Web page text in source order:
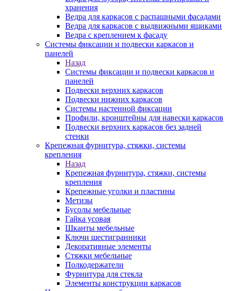
хранения
Ведра для каркасов с распашными фасадами
Ведра для каркасов с выдвижными ящиками
Ведра с креплением к фасаду
Системы фиксации и подвески каркасов и
панелей
Назад
Системы фиксации и подвески каркасов и
панелей
Подвески верхних каркасов
Подвески нижних каркасов
Системы настенной фиксации
Профили, кронштейны для навески каркасов
Подвески верхних каркасов без задней
стенки
Крепежная фурнитура, стяжки, системы
крепления
Назад
Крепежная фурнитура, стяжки, системы
крепления
Крепежные уголки и пластины
Метизы
Бусолы мебельные
Гайка усовая
Шканты мебельные
Ключи шестигранники
Декоративные элементы
Стяжки мебельные
Полкодержатели
Фурнитура для стекла
Элементы конструкции каркасов